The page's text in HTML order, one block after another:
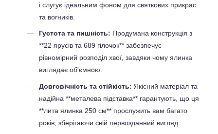
і слугує ідеальним фоном для святкових прикрас
та вогників.
Густота та пишність: Продумана конструкція з
**22 ярусів та 689 гілочок** забезпечує
рівномірний розподіл хвої, завдяки чому ялинка
виглядає об'ємною.
Довговічність та стійкість: Якісний матеріал та
надійна **металева підставка** гарантують, що ця
**лита ялинка 250 см** прослужить вам багато
років, зберігаючи свій первозданний вигляд.